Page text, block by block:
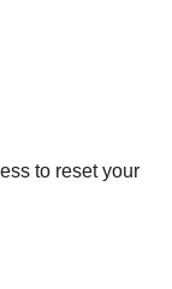
to reset your